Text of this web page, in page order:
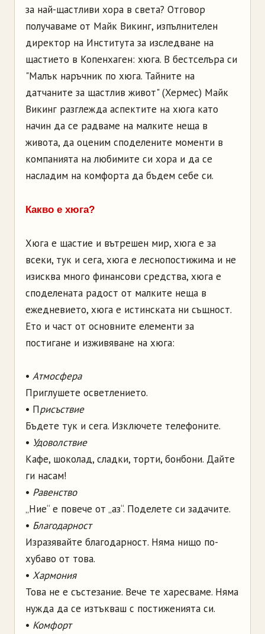
за най-щастливи хора в света? Отговор
получаваме от Майк Викинг, изпълнителен
директор на Института за изследване на
щастието в Копенхаген: хюга. В бестселъра си
"Малък наръчник по хюга. Тайните на
датчаните за щастлив живот" (Хермес) Майк
Викинг разглежда аспектите на хюга като
начин да се радваме на малките неща в
живота, да оценим споделените моменти в
компанията на любимите си хора и да се
насладим на комфорта да бъдем себе си.
Какво е хюга?
Хюга е щастие и вътрешен мир, хюга е за
всеки, тук и сега, хюга е леснопостижима и не
изисква много финансови средства, хюга е
споделената радост от малките неща в
ежедневието, хюга е истинската ни същност.
Ето и част от основните елементи за
постигане и изживяване на хюга:
• Атмосфера
Приглушете осветлението.
• Присъствие
Бъдете тук и сега. Изключете телефоните.
• Удоволствие
Кафе, шоколад, сладки, торти, бонбони. Дайте
ги насам!
• Равенство
„Ние“ е повече от „аз“. Поделете си задачите.
• Благодарност
Изразявайте благодарност. Няма нищо по-
хубаво от това.
• Хармония
Това не е състезание. Вече те харесваме. Няма
нужда да се изтъкваш с постиженията си.
• Комфорт